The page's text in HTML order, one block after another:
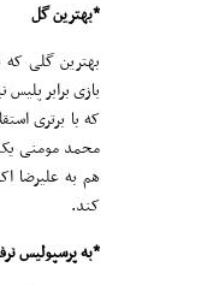
*بهترین گل
بهترین گلی که
بازی برابر
که با برتری
محمد مومنی
هم به علیرضا
کند.
*به پرسپولیس